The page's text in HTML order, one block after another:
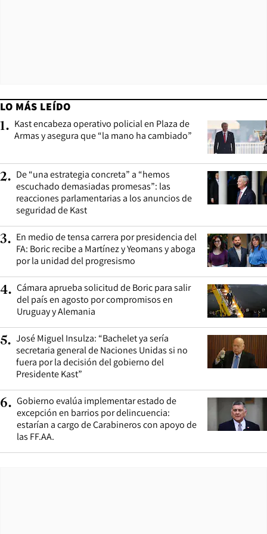
LO MÁS LEÍDO
1. Kast encabeza operativo policial en Plaza de
Armas y asegura que “la mano ha cambiado”
2. De “una estrategia concreta” a “hemos
escuchado demasiadas promesas”: las
reacciones parlamentarias a los anuncios de
seguridad de Kast
3. En medio de tensa carrera por presidencia del
FA: Boric recibe a Martínez y Yeomans y aboga
por la unidad del progresismo
4. Cámara aprueba solicitud de Boric para salir
del país en agosto por compromisos en
Uruguay y Alemania
5. José Miguel Insulza: “Bachelet ya sería
secretaria general de Naciones Unidas si no
fuera por la decisión del gobierno del
Presidente Kast”
6. Gobierno evalúa implementar estado de
excepción en barrios por delincuencia:
estarían a cargo de Carabineros con apoyo de
las FF.AA.